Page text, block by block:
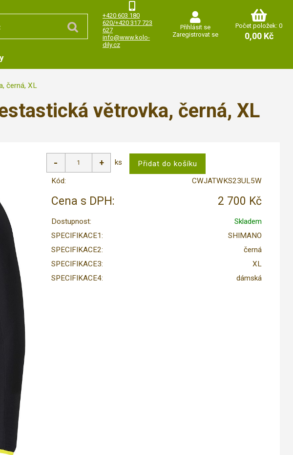
+420 603 180
620/+420 317 723
627
info@www.kolo-
dily.cz
Přihlásit se
Zaregistrovat se
Počet položek: 0
0,00 Kč
černá, XL
větrovka, černá, XL
ks
Kód: CWJATWKS23UL5W
Cena s DPH: 2 700 Kč
Dostupnost:
Skladem
SPECIFIKACE1:
SHIMANO
SPECIFIKACE2:
černá
SPECIFIKACE3:
XL
SPECIFIKACE4:
dámská